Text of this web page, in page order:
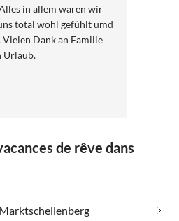
in allem waren wir
Dank an Familie
Urlaub.
de rêve dans